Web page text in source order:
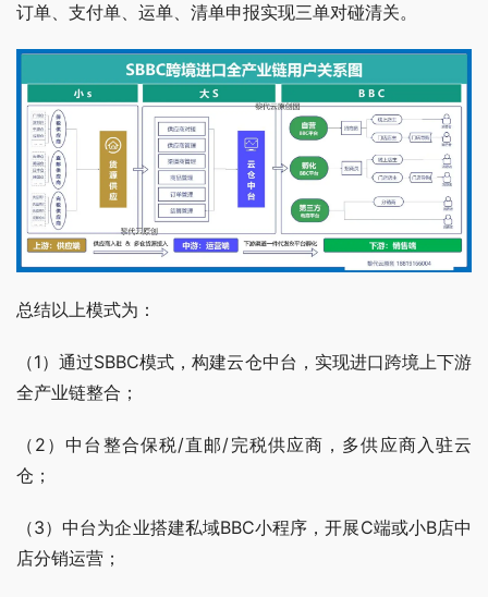
订单、支付单、运单、清单申报实现三单对碰清关。
总结以上模式为：
（1）通过SBBC模式，构建云仓中台，实现进口跨境上下游
全产业链整合；
（2）中台整合保税/直邮/完税供应商，多供应商入驻云
仓；
（3）中台为企业搭建私域BBC小程序，开展C端或小B店中
店分销运营；